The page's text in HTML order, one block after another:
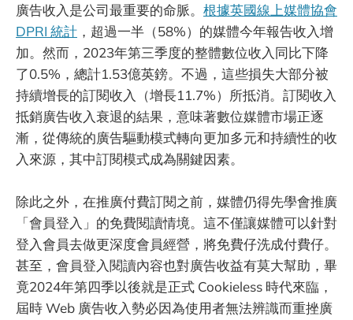
廣告收入是公司最重要的命脈。 根據英國線上媒體協會
DPRI 統計 ，超過一半（58%）的媒體今年報告收入增
加。然而，2023年第三季度的整體數位收入同比下降
了0.5%，總計1.53億英鎊。不過，這些損失大部分被
持續增長的訂閱收入（增長11.7%）所抵消。訂閱收入
抵銷廣告收入衰退的結果，意味著數位媒體市場正逐
漸，從傳統的廣告驅動模式轉向更加多元和持續性的收
入來源，其中訂閱模式成為關鍵因素。
除此之外，在推廣付費訂閱之前，媒體仍得先學會推廣
「會員登入」的免費閱讀情境。這不僅讓媒體可以針對
登入會員去做更深度會員經營，將免費仔洗成付費仔。
甚至，會員登入閱讀內容也對廣告收益有莫大幫助，畢
竟2024年第四季以後就是正式 Cookieless 時代來臨，
屆時 Web 廣告收入勢必因為使用者無法辨識而重挫廣